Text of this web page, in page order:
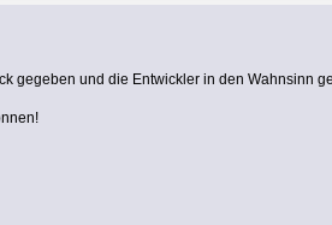
gegeben und die Entwickler in den Wahnsinn